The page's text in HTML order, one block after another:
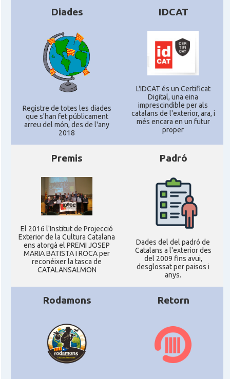
Consolat
Consolat general a Munich
[München]
Consolat Consolat general a Stuttgart
Ambaixada espanyola a Alemanya
* + ambaixades i consolats
Diades
Registre de totes les diades
que s'han fet públicament
arreu del món, des de l'any
2018
IDCAT
L'IDCAT és un Certificat
Digital, una eina
imprescindible per als
catalans de l'exterior, ara, i
més encara en un futur
proper
Premis
El 2016 l'Institut de Projecció
Exterior de la Cultura Catalana
ens atorgà el PREMI JOSEP
MARIA BATISTA I ROCA per
reconéixer la tasca de
CATALANSALMON
Padró
Dades del del padró de
Catalans a l'exterior des
del 2009 fins avui,
desglossat per paisos i
anys.
Rodamons Retorn